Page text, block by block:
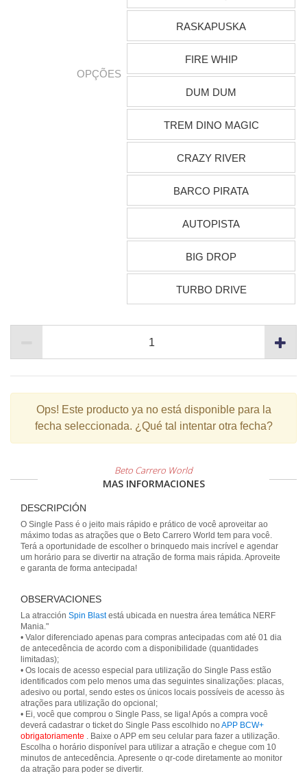
OPÇÕES
RASKAPUSKA
FIRE WHIP
DUM DUM
TREM DINO MAGIC
CRAZY RIVER
BARCO PIRATA
AUTOPISTA
BIG DROP
TURBO DRIVE
Ops! Este producto ya no está disponible para la
fecha seleccionada. ¿Qué tal intentar otra fecha?
Beto Carrero World
MAS INFORMACIONES
DESCRIPCIÓN
O Single Pass é o jeito mais rápido e prático de você aproveitar ao
máximo todas as atrações que o Beto Carrero World tem para você.
Terá a oportunidade de escolher o brinquedo mais incrível e agendar
um horário para se divertir na atração de forma mais rápida. Aproveite
e garanta de forma antecipada!
OBSERVACIONES
La atracción Spin Blastestá ubicada en nuestra área temática NERF
Mania."
• Valor diferenciado apenas para compras antecipadas com até 01 dia
de antecedência de acordo com a disponibilidade (quantidades
limitadas);
• Os locais de acesso especial para utilização do Single Pass estão
identificados com pelo menos uma das seguintes sinalizações: placas,
adesivo ou portal, sendo estes os únicos locais possíveis de acesso às
atrações para utilização do opcional;
• Ei, você que comprou o Single Pass, se liga! Após a compra você
deverá cadastrar o ticket do Single Pass escolhido no APP BCW+
obrigatoriamente . Baixe o APP em seu celular para fazer a utilização.
Escolha o horário disponível para utilizar a atração e chegue com 10
minutos de antecedência. Apresente o qr-code diretamente ao monitor
da atração para poder se divertir.